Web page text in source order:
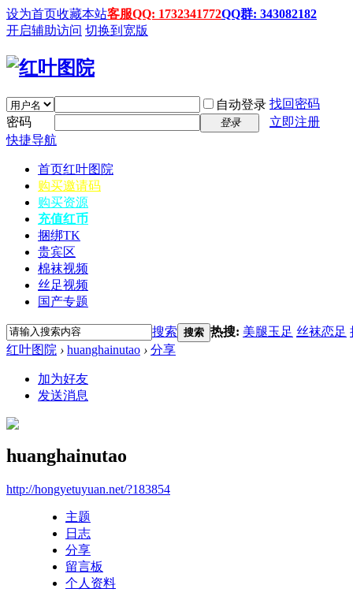
设为首页收藏本站客服QQ: 1732341772QQ群: 343082182
开启辅助访问 切换到宽版
自动登录 找回密码
密码
登录
立即注册
快捷导航
首页红叶图院
购买邀请码
购买资源
充值红币
捆绑TK
贵宾区
棉袜视频
丝足视频
国产专题
搜索 搜索 热搜: 美腿玉足 丝袜恋足
红叶图院 › huanghainutao › 分享
加为好友
发送消息
huanghainutao
http://hongyetuyuan.net/?183854
主题
日志
分享
留言板
个人资料